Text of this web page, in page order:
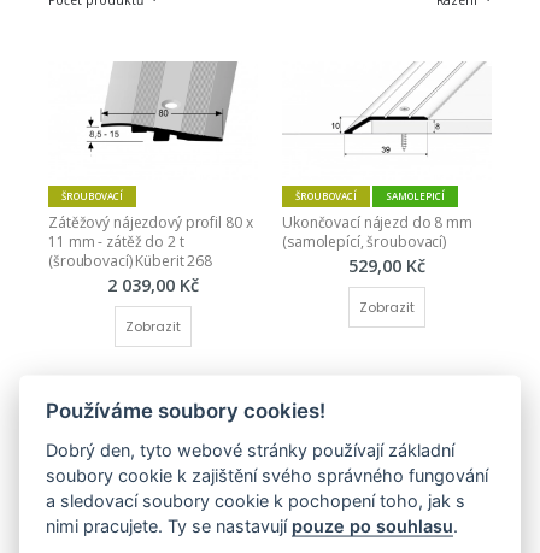
ŠROUBOVACÍ
Zátěžový nájezdový profil 80 x
11 mm - zátěž do 2 t
(šroubovací) Küberit 268
2 039,00 Kč
Zobrazit
ŠROUBOVACÍ SAMOLEPICÍ
Ukončovací nájezd do 8 mm
(samolepící, šroubovací)
529,00 Kč
Zobrazit
SAMOLEPICÍ ŠROUBOVACÍ SAMOLEPICÍ
Používáme soubory cookies!
Dobrý den, tyto webové stránky používají základní
soubory cookie k zajištění svého správného fungování
a sledovací soubory cookie k pochopení toho, jak s
nimi pracujete. Ty se nastavují pouze po souhlasu.